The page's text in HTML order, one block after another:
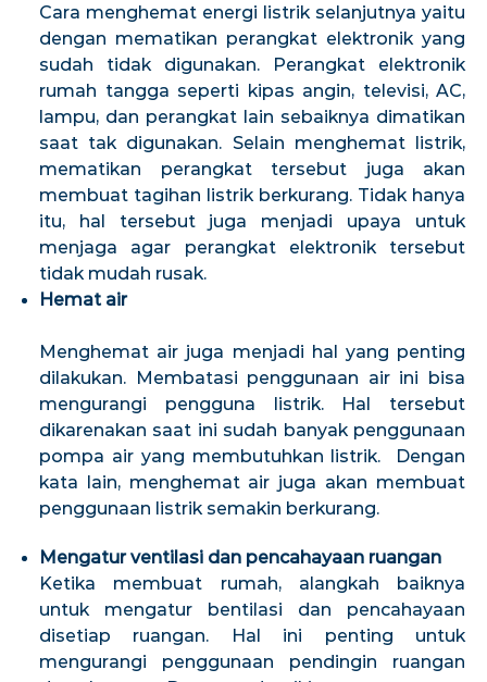
Cara menghemat energi listrik selanjutnya yaitu
dengan mematikan perangkat elektronik yang
sudah tidak digunakan. Perangkat elektronik
rumah tangga seperti kipas angin, televisi, AC,
lampu, dan perangkat lain sebaiknya dimatikan
saat tak digunakan. Selain menghemat listrik,
mematikan perangkat tersebut juga akan
membuat tagihan listrik berkurang. Tidak hanya
itu, hal tersebut juga menjadi upaya untuk
menjaga agar perangkat elektronik tersebut
tidak mudah rusak.
Hemat air
Menghemat air juga menjadi hal yang penting
dilakukan. Membatasi penggunaan air ini bisa
mengurangi pengguna listrik. Hal tersebut
dikarenakan saat ini sudah banyak penggunaan
pompa air yang membutuhkan listrik. Dengan
kata lain, menghemat air juga akan membuat
penggunaan listrik semakin berkurang.
Mengatur ventilasi dan pencahayaan ruangan
Ketika membuat rumah, alangkah baiknya
untuk mengatur bentilasi dan pencahayaan
disetiap ruangan. Hal ini penting untuk
mengurangi penggunaan pendingin ruangan